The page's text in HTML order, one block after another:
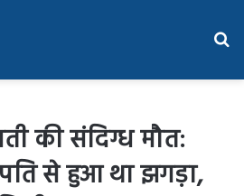
की संदिग्ध मौत:
से हुआ था झगड़ा,